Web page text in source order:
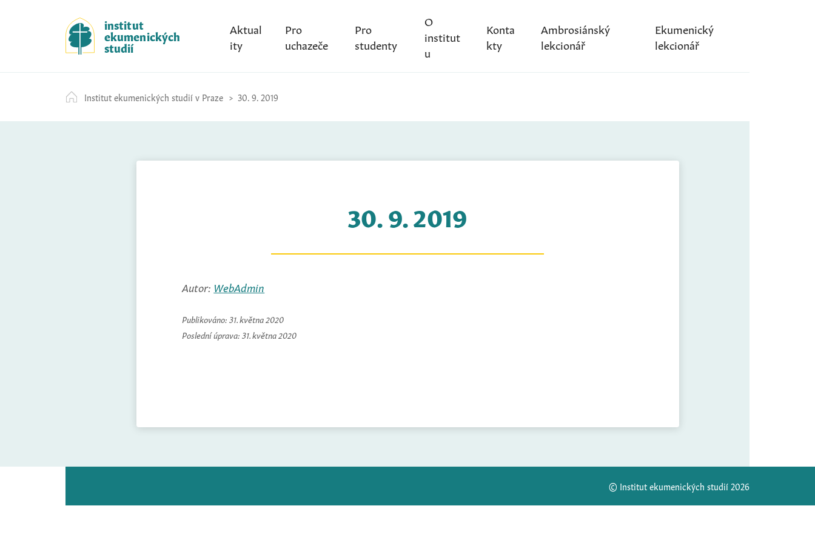
k
i
p
t
c
o
institut
ekumenických
studií
Aktual
ity
Pro
uchazeče
Pro
studenty
O
institut
u
Konta
kty
Ambrosiánský
lekcionář
Ekumenický
lekcionář
Institut ekumenických studií v Praze 30. 9. 2019
30. 9. 2019
Autor: WebAdmin
Publikováno: 31. května 2020
Poslední úprava: 31. května 2020
© Institut ekumenických studií 2026